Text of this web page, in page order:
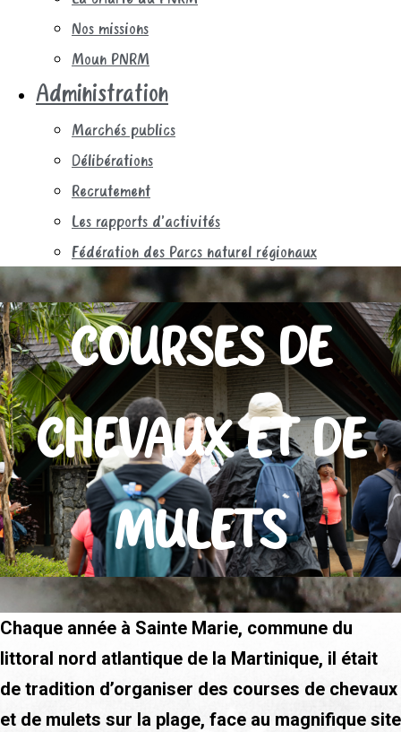
Nos missions
Moun PNRM
Administration
Marchés publics
Délibérations
Recrutement
Les rapports d’activités
Fédération des Parcs naturel régionaux
COURSES DE
CHEVAUX ET DE
MULETS
Chaque année à Sainte Marie, commune du
littoral nord atlantique de la Martinique, il était
de tradition d’organiser des courses de chevaux
et de mulets sur la plage, face au magnifique site